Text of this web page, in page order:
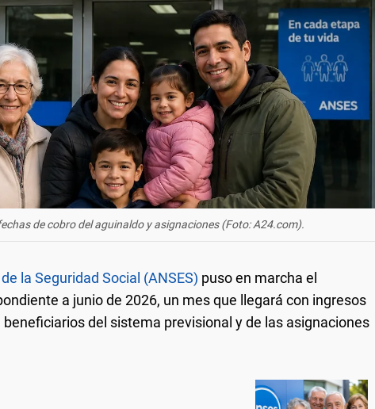
de cobro del aguinaldo y asignaciones (Foto: A24.com).
la Seguridad Social (ANSES) puso en marcha el
a junio de 2026, un mes que llegará con ingresos
del sistema previsional y de las asignaciones